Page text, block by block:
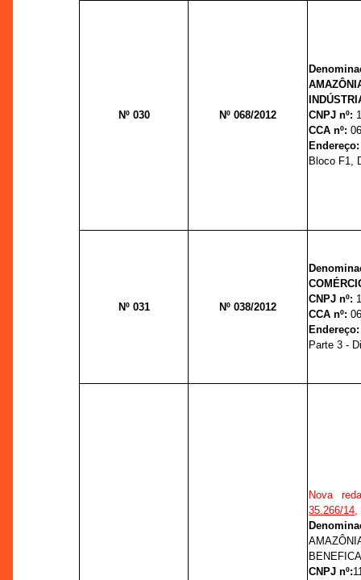
Nº 030 Nº 068/2012
CNPJ nº:
CCA nº:
Bloco F1,
Nº 031 Nº 038/2012
CNPJ nº:
CCA nº:
Parte 3 -
Nova
35.266/14,
CNPJ nº: